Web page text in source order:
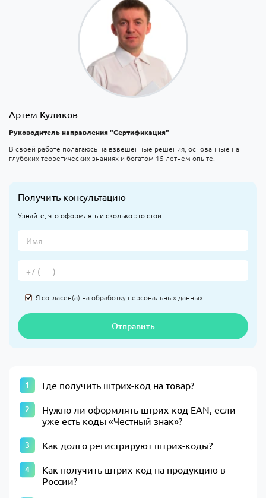
Артем Куликов
Руководитель направления "Сертификация"
В своей работе полагаюсь на взвешенные решения, основанные на
глубоких теоретических знаниях и богатом 15-летнем опыте.
Получить консультацию
Узнайте, что оформлять и сколько это стоит
Я согласен(а) наобработку персональных данных
Отправить
Где получить штрих-код на товар?
Нужно ли оформлять штрих-код ЕАN, если
уже есть коды «Честный знак»?
Как долго регистрируют штрих-коды?
Как получить штрих-код на продукцию в
России?